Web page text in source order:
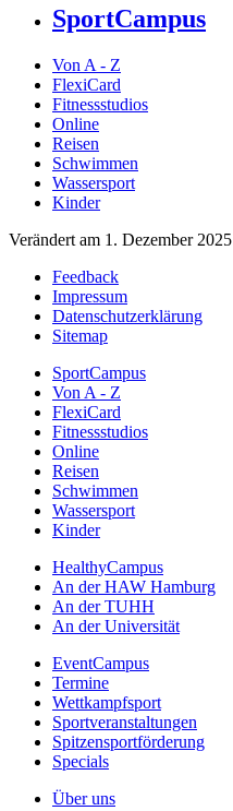
SportCampus
Von A - Z
FlexiCard
Fitnessstudios
Online
Reisen
Schwimmen
Wassersport
Kinder
Verändert am 1. Dezember 2025
Feedback
Impressum
Datenschutzerklärung
Sitemap
SportCampus
Von A - Z
FlexiCard
Fitnessstudios
Online
Reisen
Schwimmen
Wassersport
Kinder
HealthyCampus
An der HAW Hamburg
An der TUHH
An der Universität
EventCampus
Termine
Wettkampfsport
Sportveranstaltungen
Spitzensportförderung
Specials
Über uns